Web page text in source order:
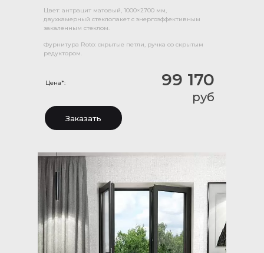
99 170
руб
Цвет: антрацит матовый, 1000×2700 мм,
двухкамерный стеклопакет с энергоэффективным
закаленным стеклом.
Фурнитура Roto: скрытые петли, ручка со скрытым
редуктором.
Цена*:
Заказать